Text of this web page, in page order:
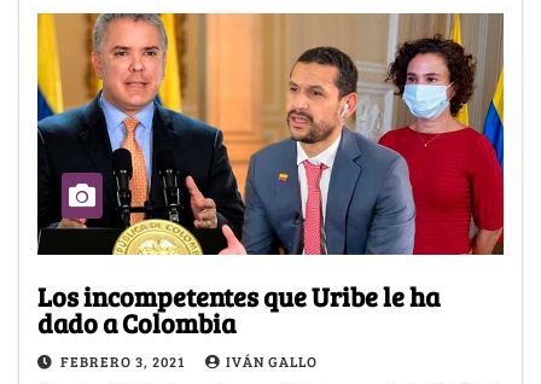
Los incompetentes que Uribe le ha
dado a Colombia
FEBRERO 3, 2021 IVÁN GALLO